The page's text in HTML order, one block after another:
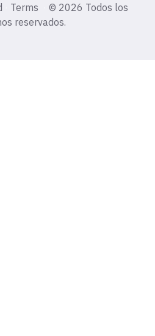
Terms © 2026 Todos los
reservados.